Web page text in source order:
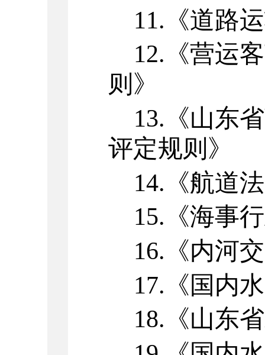
11. 《道路
12. 《营运
则》
13. 《山东
评定规则》
14. 《航道
15. 《海事
16. 《内河
17. 《国内
18. 《山东